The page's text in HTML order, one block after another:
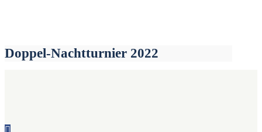
Doppel-Nachtturnier 2022